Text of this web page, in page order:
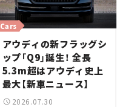
アウディの新フラッグシ
ップ「Q9」誕生！ 全長
5.3m超はアウディ史上
最大【新車ニュース】
Cars
2026.07.30